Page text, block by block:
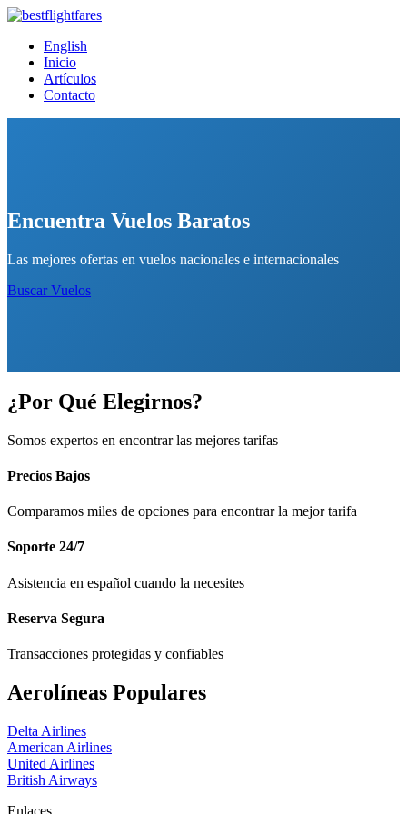
English
Inicio
Artículos
Contacto
Encuentra Vuelos Baratos
Las mejores ofertas en vuelos nacionales e internacionales
Buscar Vuelos
¿Por Qué Elegirnos?
Somos expertos en encontrar las mejores tarifas
Precios Bajos
Comparamos miles de opciones para encontrar la mejor tarifa
Soporte 24/7
Asistencia en español cuando la necesites
Reserva Segura
Transacciones protegidas y confiables
Aerolíneas Populares
Delta Airlines
American Airlines
United Airlines
British Airways
Enlaces